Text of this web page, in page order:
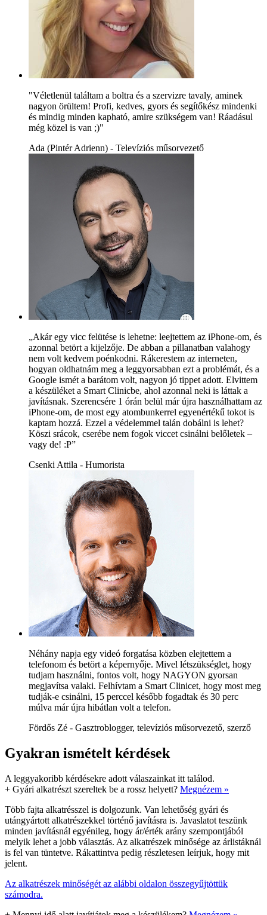
"Véletlenül találtam a boltra és a szervizre tavaly, aminek
nagyon örültem! Profi, kedves, gyors és segítőkész mindenki
és mindig minden kapható, amire szükségem van! Ráadásul
még közel is van ;)"
Ada (Pintér Adrienn) - Televíziós műsorvezető
„Akár egy vicc felütése is lehetne: leejtettem az iPhone-om, és
azonnal betört a kijelzője. De abban a pillanatban valahogy
nem volt kedvem poénkodni. Rákerestem az interneten,
hogyan oldhatnám meg a leggyorsabban ezt a problémát, és a
Google ismét a barátom volt, nagyon jó tippet adott. Elvittem
a készüléket a Smart Clinicbe, ahol azonnal neki is láttak a
javításnak. Szerencsére 1 órán belül már újra használhattam az
iPhone-om, de most egy atombunkerrel egyenértékű tokot is
kaptam hozzá. Ezzel a védelemmel talán dobálni is lehet?
Köszi srácok, cserébe nem fogok viccet csinálni belőletek –
vagy de! :P”
Csenki Attila - Humorista
Néhány napja egy videó forgatása közben elejtettem a
telefonom és betört a képernyője. Mivel létszükséglet, hogy
tudjam használni, fontos volt, hogy NAGYON gyorsan
megjavítsa valaki. Felhívtam a Smart Clinicet, hogy most meg
tudják-e csinálni, 15 perccel később fogadtak és 30 perc
múlva már újra hibátlan volt a telefon.
Fördős Zé - Gasztroblogger, televíziós műsorvezető, szerző
Gyakran ismételt kérdések
A leggyakoribb kérdésekre adott válaszainkat itt találod.
+ Gyári alkatrészt szereltek be a rossz helyett? Megnézem »
Több fajta alkatrésszel is dolgozunk. Van lehetőség gyári és
utángyártott alkatrészekkel történő javításra is. Javaslatot teszünk
minden javításnál egyénileg, hogy ár/érték arány szempontjából
melyik lehet a jobb választás. Az alkatrészek minősége az árlistáknál
is fel van tüntetve. Rákattintva pedig részletesen leírjuk, hogy mit
jelent.
Az alkatrészek minőségét az alábbi oldalon összegyűjtöttük
számodra.